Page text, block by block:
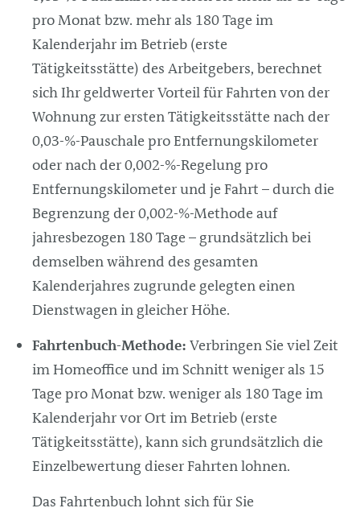
pro Monat bzw. mehr als 180 Tage im
Kalenderjahr im Betrieb (erste
Tätigkeitsstätte) des Arbeitgebers, berechnet
sich Ihr geldwerter Vorteil für Fahrten von der
Wohnung zur ersten Tätigkeitsstätte nach der
0,03-%-Pauschale pro Entfernungskilometer
oder nach der 0,002-%-Regelung pro
Entfernungskilometer und je Fahrt – durch die
Begrenzung der 0,002-%-Methode auf
jahresbezogen 180 Tage – grundsätzlich bei
demselben während des gesamten
Kalenderjahres zugrunde gelegten einen
Dienstwagen in gleicher Höhe.
Fahrtenbuch-Methode: Verbringen Sie viel Zeit
im Homeoffice und im Schnitt weniger als 15
Tage pro Monat bzw. weniger als 180 Tage im
Kalenderjahr vor Ort im Betrieb (erste
Tätigkeitsstätte), kann sich grundsätzlich die
Einzelbewertung dieser Fahrten lohnen.
Das Fahrtenbuch lohnt sich für Sie